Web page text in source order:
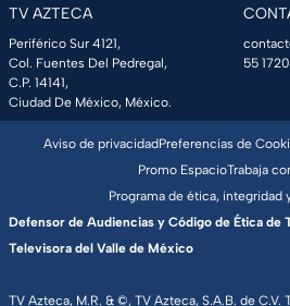
TV AZTECA
Periférico Sur 4121,
Col. Fuentes Del Pedregal,
C.P. 14141,
Ciudad De México, México.
55
TV Azteca, M.R. & ©, TV Azteca, S.A.B. de
Aviso de privacidadPreferencias de
Promo EspacioTrabaja
Programa de ética, integridad
Defensor de Audiencias y Código de Ética de
Televisora del Valle de México